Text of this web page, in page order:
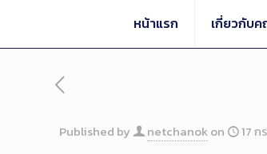
หน้าแรก เกี่ยวกับค
Published by netchanokon 17